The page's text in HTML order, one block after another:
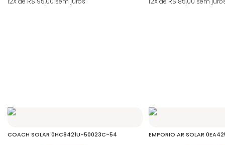
COACH SOLAR 0HC8421U-50023C-54 EMPORIO AR SOLAR